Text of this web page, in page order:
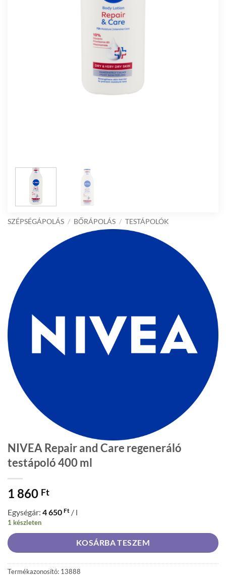
SZÉPSÉGÁPOLÁS / BŐRÁPOLÁS / TESTÁPOLÓK
NIVEA Repair and Care regeneráló
testápoló 400 ml
1 860 Ft
Egységár: 4 650 Ft / l
1 készleten
KOSÁRBA TESZEM
Termékazonosító: 13888